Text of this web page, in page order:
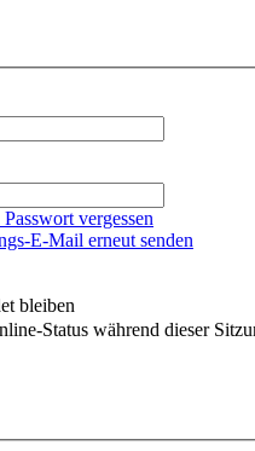
vergessen
E-Mail erneut senden
bleiben
Status während dieser